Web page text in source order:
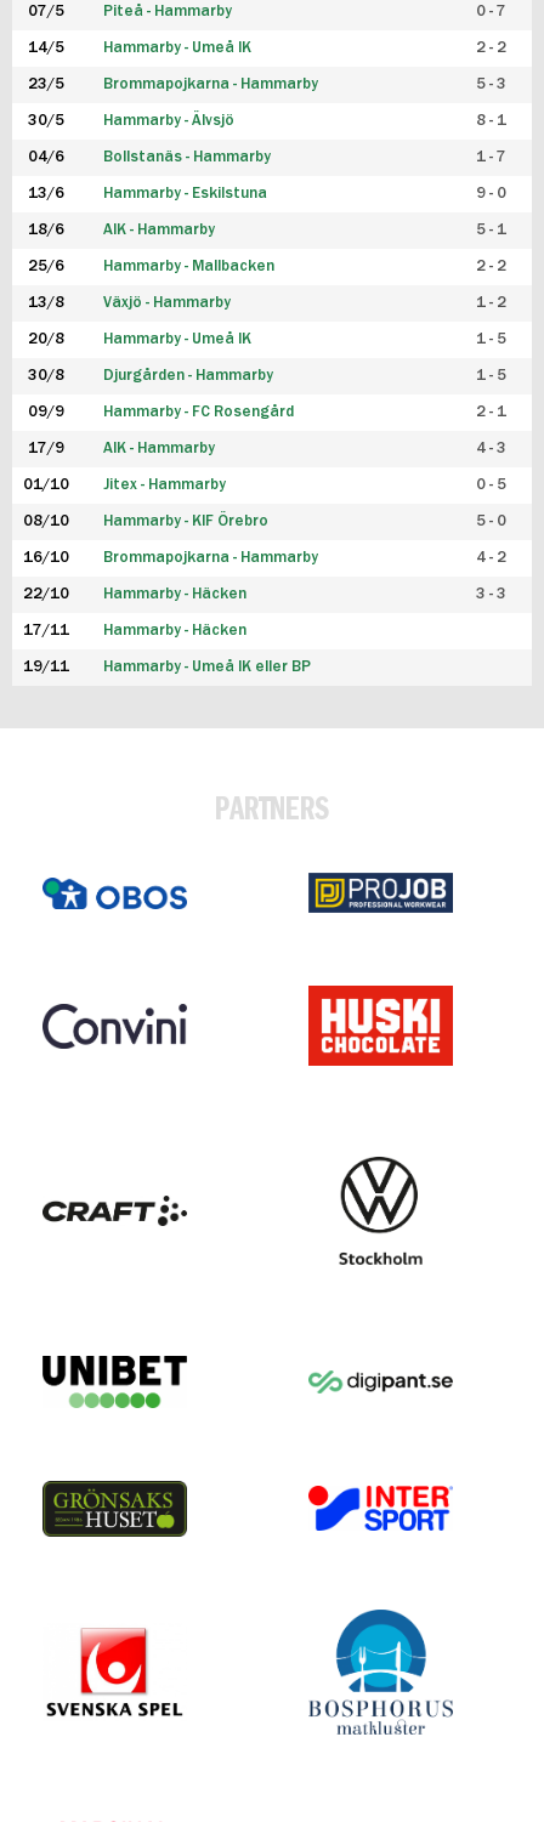
07/5 Piteå - Hammarby 0 - 7
14/5 Hammarby - Umeå IK 2 - 2
23/5 Brommapojkarna - Hammarby 5 - 3
30/5 Hammarby - Älvsjö 8 - 1
04/6 Bollstanäs - Hammarby 1 - 7
13/6 Hammarby - Eskilstuna 9 - 0
18/6 AIK - Hammarby 5 - 1
25/6 Hammarby - Mallbacken 2 - 2
13/8 Växjö - Hammarby 1 - 2
20/8 Hammarby - Umeå IK 1 - 5
30/8 Djurgården - Hammarby 1 - 5
09/9 Hammarby - FC Rosengård 2 - 1
17/9 AIK - Hammarby 4 - 3
01/10 Jitex - Hammarby 0 - 5
08/10 Hammarby - KIF Örebro 5 - 0
16/10 Brommapojkarna - Hammarby 4 - 2
22/10 Hammarby - Häcken 3 - 3
17/11 Hammarby - Häcken
19/11 Hammarby - Umeå IK eller BP
PARTNERS